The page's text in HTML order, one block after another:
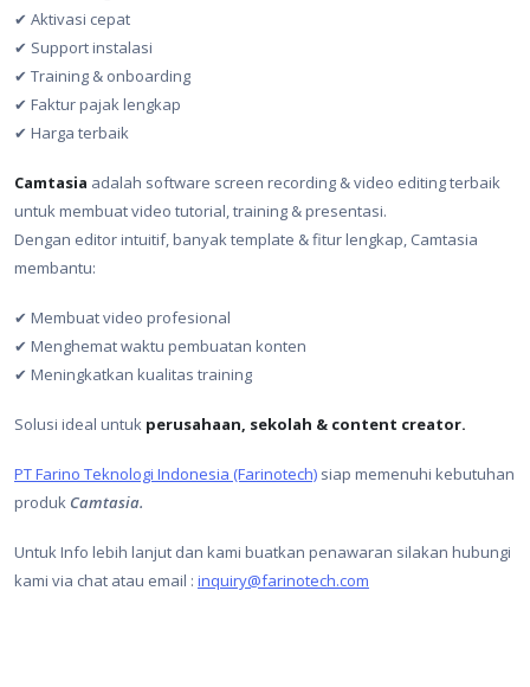
✔ Aktivasi cepat
✔ Support instalasi
✔ Training & onboarding
✔ Faktur pajak lengkap
✔ Harga terbaik
Camtasia adalah software screen recording & video editing terbaik
untuk membuat video tutorial, training & presentasi.
Dengan editor intuitif, banyak template & fitur lengkap, Camtasia
membantu:
✔ Membuat video profesional
✔ Menghemat waktu pembuatan konten
✔ Meningkatkan kualitas training
Solusi ideal untuk perusahaan, sekolah & content creator.
PT Farino Teknologi Indonesia (Farinotech) siap memenuhi kebutuhan
produk Camtasia.
Untuk Info lebih lanjut dan kami buatkan penawaran silakan hubungi
kami via chat atau email : inquiry@farinotech.com